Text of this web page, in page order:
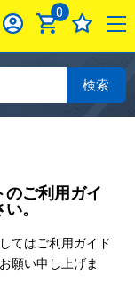
0
検索
のご利用ガイ
。
てはご利用ガイド
願い申し上げま